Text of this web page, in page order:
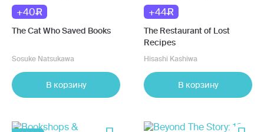
+40
The Cat Who Saved Books
Sosuke Natsukawa
В корзину
+44
The Restaurant of Lost
Recipes
Hisashi Kashiwa
В корзину